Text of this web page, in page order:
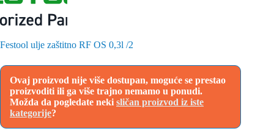
Festool ulje zaštitno RF OS 0,3l /2
Ovaj proizvod nije više dostupan, moguće se prestao
proizvoditi ili ga više trajno nemamo u ponudi.
Možda da pogledate neki sličan proizvod iz iste
kategorije?